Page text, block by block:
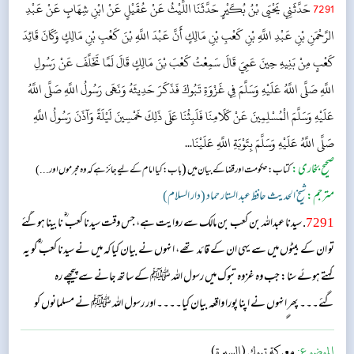
7291حَدَّثَنِي يَحْيَى بْنُ بُكَيْرٍ حَدَّثَنَا اللَّيْثُ عَنْ عُقَيْلٍ عَنْ ابْنِ شِهَابٍ عَنْ عَبْدِ
الرَّحْمَنِ بْنِ عَبْدِ اللَّهِ بْنِ كَعْبِ بْنِ مَالِكٍ أَنَّ عَبْدَ اللَّهِ بْنَ كَعْبِ بْنِ مَالِكٍ وَكَانَ قَائِدَ
كَعْبٍ مِنْ بَنِيهِ حِينَ عَمِيَ قَالَ سَمِعْتُ كَعْبَ بْنَ مَالِكٍ قَالَ لَمَّا تَخَلَّفَ عَنْ رَسُولِ
اللَّهِ صَلَّى اللَّهُ عَلَيْهِ وَسَلَّمَ فِي غَزْوَةِ تَبُوكَ فَذَكَرَ حَدِيثَهُ وَنَهَى رَسُولُ اللَّهِ صَلَّى اللَّهُ
عَلَيْهِ وَسَلَّمَ الْمُسْلِمِينَ عَنْ كَلَامِنَا فَلَبِثْنَا عَلَى ذَلِكَ خَمْسِينَ لَيْلَةً وَآذَنَ رَسُولُ اللَّهِ
صَلَّى اللَّهُ عَلَيْهِ وَسَلَّمَ بِتَوْبَةِ اللَّهِ عَلَيْنَا...
صحیح بخاری:کتاب: حکومت اور قضا کے بیان میں(باب : کیا امام کے لیے جائز ہے کہ وہ مجرموں اور ...)
مترجم:شیخ الحدیث حافظ عبد الستار حماد (دار السلام)
7291 . سیدنا عبداللہ بن کعب بن مالک سے روایت ہے، جس وقت سیدنا کعب ؓ نابینا ہوگئے
تو ان کے بیٹوں میں سے یہی ان کے قائد تھے، انہوں نے بیان کیا کہ میں نے سیدنا کعب ؓ کو یہ
کہتے ہوئے سنا: جب وہ غزوہ تبوک میں رسول اللہ ﷺ کے ساتھ جانے سے پیچھے رہ
گئے۔۔۔ پھر انہوں نے اپنا پورا واقعہ بیان کیا۔۔۔۔ اور رسول اللہ ﷺ نے مسلمانوں کو
ہمارے ساتھ گفتگو کرنے سے روک دیا تو ہم پچاس راتیں اسی حالت میں رہے پھر رسول اللہ